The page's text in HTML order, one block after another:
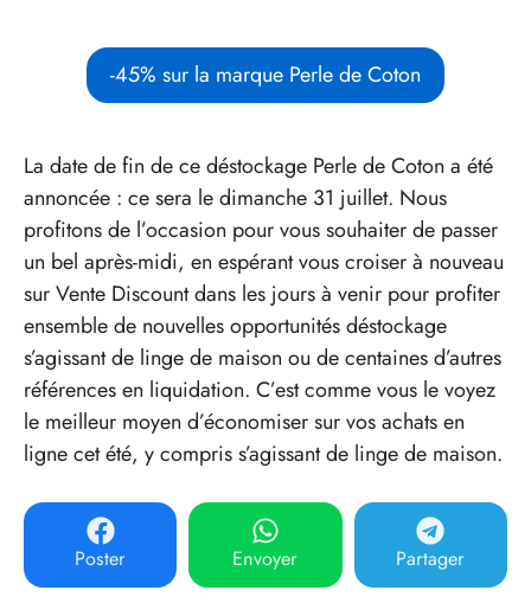
-45% sur la marque Perle de Coton
La date de fin de ce déstockage Perle de Coton a été
annoncée : ce sera le dimanche 31 juillet. Nous
profitons de l’occasion pour vous souhaiter de passer
un bel après-midi, en espérant vous croiser à nouveau
sur Vente Discount dans les jours à venir pour profiter
ensemble de nouvelles opportunités déstockage
s’agissant de linge de maison ou de centaines d’autres
références en liquidation. C’est comme vous le voyez
le meilleur moyen d’économiser sur vos achats en
ligne cet été, y compris s’agissant de linge de maison.
Poster Envoyer Partager